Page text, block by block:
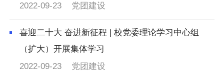
2022-09-23
党团建设
喜迎二十大 奋进新征程 | 校党委理论学习中心组
（扩大）开展集体学习
2022-09-23
党团建设